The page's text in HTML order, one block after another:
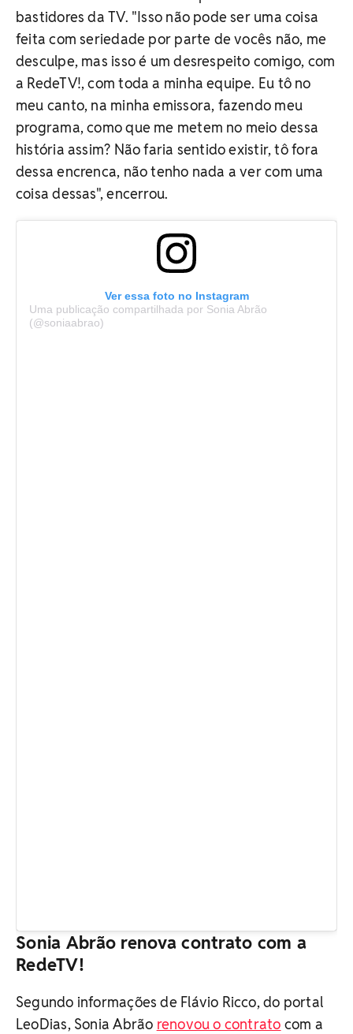
bastidores da TV. "Isso não pode ser uma coisa
feita com seriedade por parte de vocês não, me
desculpe, mas isso é um desrespeito comigo, com
a RedeTV!, com toda a minha equipe. Eu tô no
meu canto, na minha emissora, fazendo meu
programa, como que me metem no meio dessa
história assim? Não faria sentido existir, tô fora
dessa encrenca, não tenho nada a ver com uma
coisa dessas", encerrou.
Ver essa foto no Instagram
Uma publicação compartilhada por Sonia Abrão
(@soniaabrao)
Sonia Abrão renova contrato com a
RedeTV!
Segundo informações de Flávio Ricco, do portal
LeoDias, Sonia Abrão renovou o contrato com a